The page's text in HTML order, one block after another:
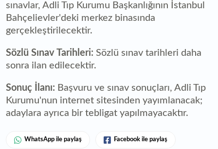
sınavlar, Adli Tıp Kurumu Başkanlığının İstanbul
Bahçelievler'deki merkez binasında
gerçekleştirilecektir.
Sözlü Sınav Tarihleri: Sözlü sınav tarihleri daha
sonra ilan edilecektir.
Sonuç İlanı: Başvuru ve sınav sonuçları, Adli Tıp
Kurumu'nun internet sitesinden yayımlanacak;
adaylara ayrıca bir tebligat yapılmayacaktır.
WhatsApp ile paylaş Facebook ile paylaş